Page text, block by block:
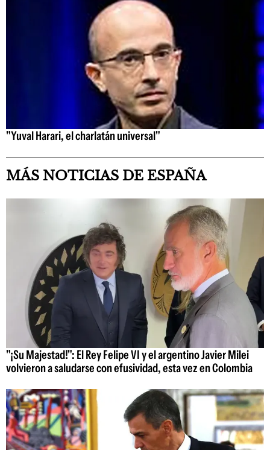
"Yuval Harari, el charlatán universal"
MÁS NOTICIAS DE ESPAÑA
"¡Su Majestad!": El Rey Felipe VI y el argentino Javier Milei
volvieron a saludarse con efusividad, esta vez en Colombia